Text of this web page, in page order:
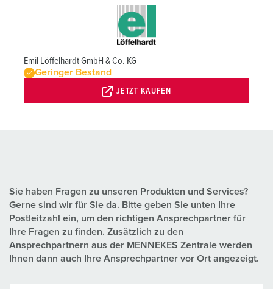
Emil Löffelhardt GmbH & Co. KG
Geringer Bestand
JETZT KAUFEN
Sie haben Fragen zu unseren Produkten und Services?
Gerne sind wir für Sie da. Bitte geben Sie unten Ihre
Postleitzahl ein, um den richtigen Ansprechpartner für
Ihre Fragen zu finden. Zusätzlich zu den
Ansprechpartnern aus der MENNEKES Zentrale werden
Ihnen dann auch Ihre Ansprechpartner vor Ort angezeigt.